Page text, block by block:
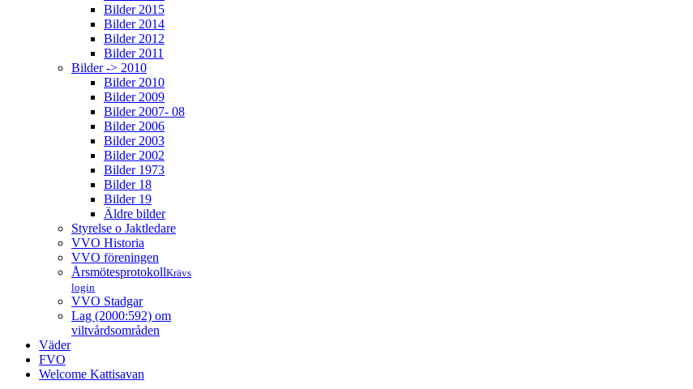
Bilder 2015
Bilder 2014
Bilder 2012
Bilder 2011
Bilder -> 2010
Bilder 2010
Bilder 2009
Bilder 2007- 08
Bilder 2006
Bilder 2003
Bilder 2002
Bilder 1973
Bilder 18
Bilder 19
Äldre bilder
Styrelse o Jaktledare
VVO Historia
VVO föreningen
ÅrsmötesprotokollKrävs
login
VVO Stadgar
Lag (2000:592) om
viltvårdsområden
Väder
FVO
Welcome Kattisavan